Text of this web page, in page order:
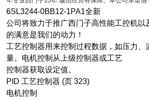
6SL3244-0BB12-1PA1全新
公司将致力于推广西门子高性能工控机以
的满意是我们的动力！
工艺控制器用来控制过程数据，如压力、
量。电机控制从上级控制器或工艺
控制器获取设定值。
PID 工艺控制器 (页 323)
电机控制